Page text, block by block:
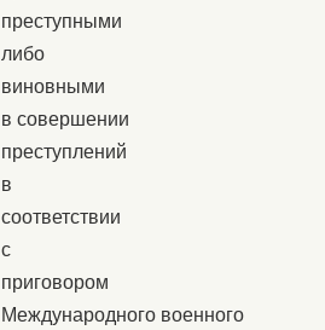
преступными
либо
виновными
в совершении
преступлений
в
соответствии
с
приговором
Международного военного